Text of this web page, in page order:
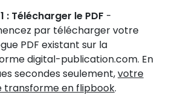
: Télécharger le PDF -
par télécharger votre
PDF existant sur la
digital-publication.com. En
secondes seulement,votre
transforme en flipbook.